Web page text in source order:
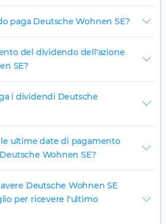
paga Deutsche Wohnen SE?
del dividendo dell'azione
SE?
i dividendi Deutsche
le ultime date di pagamento
Wohnen SE?
Deutsche Wohnen SE
per ricevere l'ultimo